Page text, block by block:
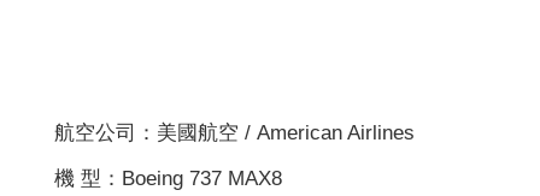
航空公司：美國航空 / American Airlines
機 型：Boeing 737 MAX8